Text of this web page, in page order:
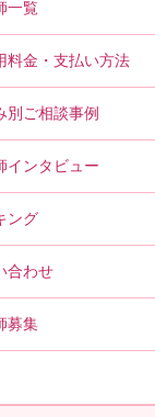
一覧
料金・支払い方法
別ご相談事例
インタビュー
ング
合わせ
募集